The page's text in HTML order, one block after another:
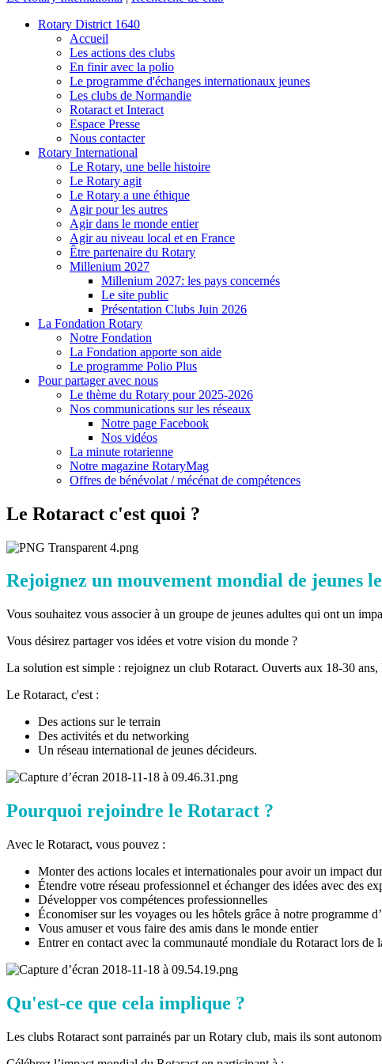
Rotary District 1640
Accueil
Les actions des clubs
En finir avec la polio
Le programme d'échanges internationaux jeunes
Les clubs de Normandie
Rotaract et Interact
Espace Presse
Nous contacter
Rotary International
Le Rotary, une belle histoire
Le Rotary agit
Le Rotary a une éthique
Agir pour les autres
Agir dans le monde entier
Agir au niveau local et en France
Être partenaire du Rotary
Millenium 2027
Millenium 2027: les pays concernés
Le site public
Présentation Clubs Juin 2026
La Fondation Rotary
Notre Fondation
La Fondation apporte son aide
Le programme Polio Plus
Pour partager avec nous
Le thème du Rotary pour 2025-2026
Nos communications sur les réseaux
Notre page Facebook
Nos vidéos
La minute rotarienne
Notre magazine RotaryMag
Offres de bénévolat / mécénat de compétences
Le Rotaract c'est quoi ?
Rejoignez un mouvement mondial de jeunes
Vous souhaitez vous associer à un groupe de jeunes adultes qui ont un
Vous désirez partager vos idées et votre vision du monde ?
La solution est simple : rejoignez un club Rotaract. Ouverts aux 18-30
Le Rotaract, c'est :
Des actions sur le terrain
Des activités et du networking
Un réseau international de jeunes décideurs.
Pourquoi rejoindre le Rotaract ?
Avec le Rotaract, vous pouvez :
Monter des actions locales et internationales pour avoir un impact
Étendre votre réseau professionnel et échanger des idées avec des
Développer vos compétences professionnelles
Économiser sur les voyages ou les hôtels grâce à notre programme
Vous amuser et vous faire des amis dans le monde entier
Entrer en contact avec la communauté mondiale du Rotaract lors
Qu'est-ce que cela implique ?
Les clubs Rotaract sont parrainés par un Rotary club, mais ils sont